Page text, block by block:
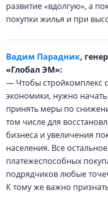
развитие «вдолгую», а
покупки жилья и при
Вадим Парадник,
«Глобал ЭМ»:
— Чтобы стройкомплекс
экономики, нужно
принять меры по
том числе для
бизнеса и увеличения
населения. Все
платежеспособных
подрядчиков любые
К тому же важно